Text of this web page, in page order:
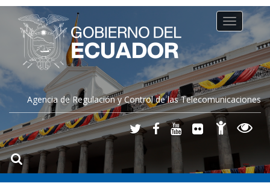
Agencia de Regulación y Control de las Telecomunicaciones
Toggle
navigation